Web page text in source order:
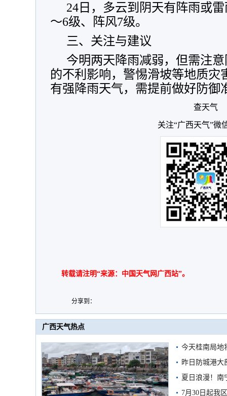
24日，多云到阴天有阵雨或
～6级、阵风7级。
三、关注与建议
今明两天降雨减弱，但需注
的不利影响，警惕滑坡等地质灾
有强降雨天气，需提前做好防御
查天气
关注“广西天气”微
转载请注明“来源：中国天气网广西站”。
分享到：
广西天气热点
今天桂南局地
需继续防范
昨日防城港大
雨
夏日浪漫！南
7月30日起我